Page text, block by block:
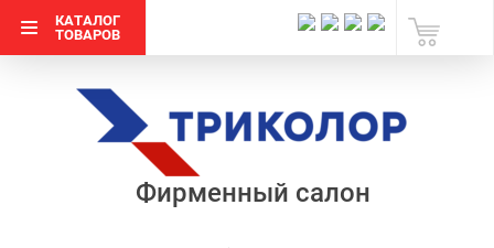
КАТАЛОГ
ТОВАРОВ
Фирменный салон